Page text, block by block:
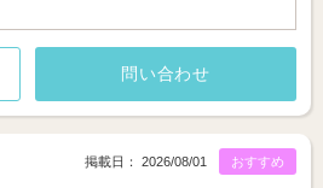
問い合わせ
おすすめ
掲載日： 2026/08/01